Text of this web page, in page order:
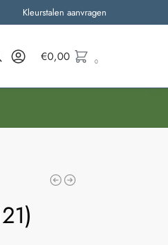
Kleurstalen aanvragen
€0,00 0